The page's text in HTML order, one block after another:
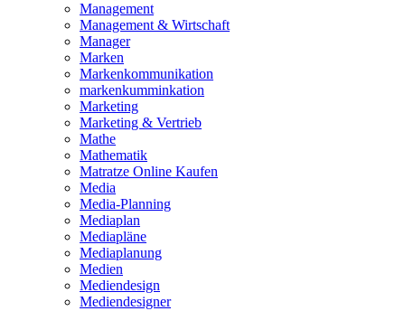
Management
Management & Wirtschaft
Manager
Marken
Markenkommunikation
markenkumminkation
Marketing
Marketing & Vertrieb
Mathe
Mathematik
Matratze Online Kaufen
Media
Media-Planning
Mediaplan
Mediapläne
Mediaplanung
Medien
Mediendesign
Mediendesigner